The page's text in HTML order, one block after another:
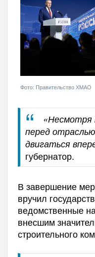
Фото: Правительство ХМАО
«Несмотря
перед
двигаться
губернатор.
В завершение
вручил
ведомственные
внесшим
строительного